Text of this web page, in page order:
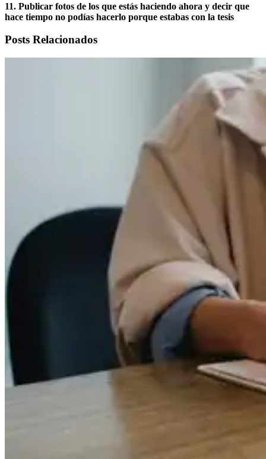
11. Publicar fotos de los que estás haciendo ahora y decir que
hace tiempo no podías hacerlo porque estabas con la tesis
Posts Relacionados